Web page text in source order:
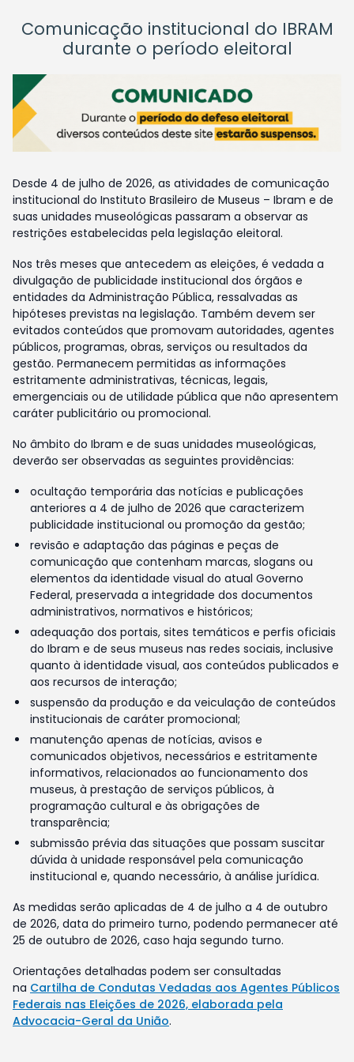
Comunicação institucional do IBRAM
durante o período eleitoral
Desde 4 de julho de 2026, as atividades de comunicação
institucional do Instituto Brasileiro de Museus – Ibram e de
suas unidades museológicas passaram a observar as
restrições estabelecidas pela legislação eleitoral.
Nos três meses que antecedem as eleições, é vedada a
divulgação de publicidade institucional dos órgãos e
entidades da Administração Pública, ressalvadas as
hipóteses previstas na legislação. Também devem ser
evitados conteúdos que promovam autoridades, agentes
públicos, programas, obras, serviços ou resultados da
gestão. Permanecem permitidas as informações
estritamente administrativas, técnicas, legais,
emergenciais ou de utilidade pública que não apresentem
caráter publicitário ou promocional.
No âmbito do Ibram e de suas unidades museológicas,
deverão ser observadas as seguintes providências:
ocultação temporária das notícias e publicações
anteriores a 4 de julho de 2026 que caracterizem
publicidade institucional ou promoção da gestão;
revisão e adaptação das páginas e peças de
comunicação que contenham marcas, slogans ou
elementos da identidade visual do atual Governo
Federal, preservada a integridade dos documentos
administrativos, normativos e históricos;
adequação dos portais, sites temáticos e perfis oficiais
do Ibram e de seus museus nas redes sociais, inclusive
quanto à identidade visual, aos conteúdos publicados e
aos recursos de interação;
suspensão da produção e da veiculação de conteúdos
institucionais de caráter promocional;
manutenção apenas de notícias, avisos e
comunicados objetivos, necessários e estritamente
informativos, relacionados ao funcionamento dos
museus, à prestação de serviços públicos, à
programação cultural e às obrigações de
transparência;
submissão prévia das situações que possam suscitar
dúvida à unidade responsável pela comunicação
institucional e, quando necessário, à análise jurídica.
As medidas serão aplicadas de 4 de julho a 4 de outubro
de 2026, data do primeiro turno, podendo permanecer até
25 de outubro de 2026, caso haja segundo turno.
Orientações detalhadas podem ser consultadas
na Cartilha de Condutas Vedadas aos Agentes Públicos
Federais nas Eleições de 2026, elaborada pela
Advocacia-Geral da União.